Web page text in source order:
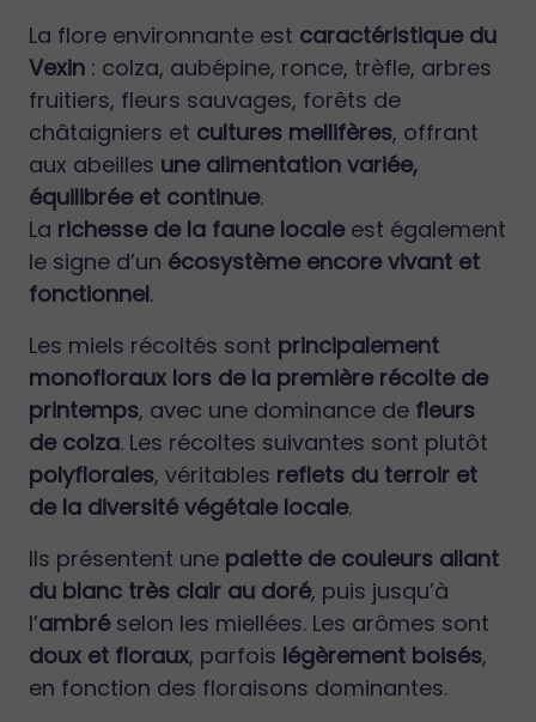
La flore environnante est caractéristique du
Vexin : colza, aubépine, ronce, trèfle, arbres
fruitiers, fleurs sauvages, forêts de
châtaigniers et cultures mellifères, offrant
aux abeilles une alimentation variée,
équilibrée et continue.
La richesse de la faune localeest également
le signe d’un écosystème encore vivant et
fonctionnel.
Les miels récoltés sont principalement
monofloraux lors de la première récolte de
printemps, avec une dominance de fleurs
de colza. Les récoltes suivantes sont plutôt
polyflorales, véritables reflets du terroir et
de la diversité végétale locale.
Ils présentent une palette de couleurs allant
du blanc très clair au doré, puis jusqu’à
l’ambréselon les miellées. Les arômes sont
doux et floraux, parfois légèrement boisés,
en fonction des floraisons dominantes.